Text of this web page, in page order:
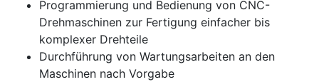
Programmierung und Bedienung von CNC-
Drehmaschinen zur Fertigung einfacher bis
komplexer Drehteile
Durchführung von Wartungsarbeiten an den
Maschinen nach Vorgabe